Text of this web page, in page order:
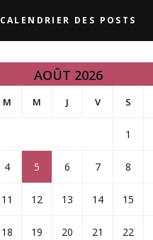
CALENDRIER DES POSTS
AOÛT 2026
M M J V S
1
4 5 6 7 8
11 12 13 14 15
18 19 20 21 22